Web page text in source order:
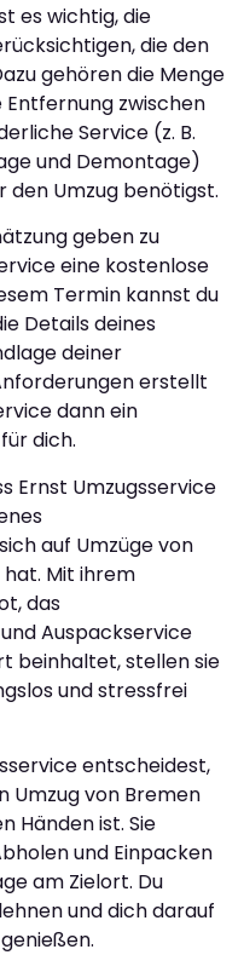
es wichtig, die
die den
gehören die Menge
Entfernung zwischen
Service (z. B.
und Demontage)
den Umzug benötigst.
geben zu
eine kostenlose
Termin kannst du
Details deines
deiner
erstellt
dann ein
dich.
Ernst Umzugsservice
auf Umzüge von
Mit ihrem
das
Auspackservice
beinhaltet, stellen sie
und stressfrei
entscheidest,
Umzug von Bremen
Händen ist. Sie
und Einpacken
am Zielort. Du
und dich darauf